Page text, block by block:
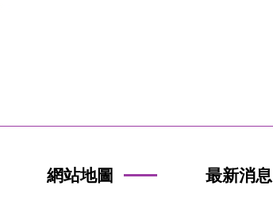
網站地圖 最新消息